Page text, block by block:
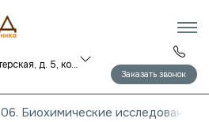
Санкт-Петербург ул. Манчестерская, д. 5, корп. 1
Заказать звонок
06. Биохимические исследования